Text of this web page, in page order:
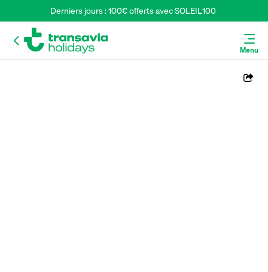
Derniers jours : 100€ offerts avec SOLEIL100
Menu